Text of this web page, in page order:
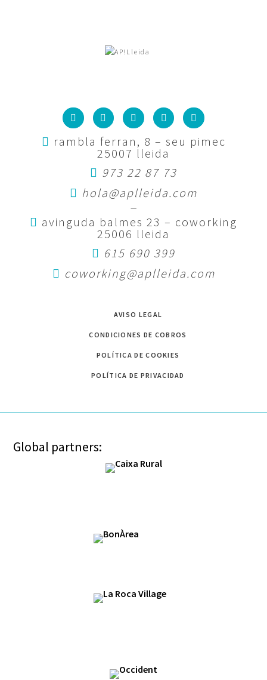
rambla ferran, 8 – seu pimec
25007 lleida
973 22 87 73
hola@aplleida.com
—
avinguda balmes 23 – coworking
25006 lleida
615 690 399
coworking@aplleida.com
AVISO LEGAL
CONDICIONES DE COBROS
POLÍTICA DE COOKIES
POLÍTICA DE PRIVACIDAD
Global partners: